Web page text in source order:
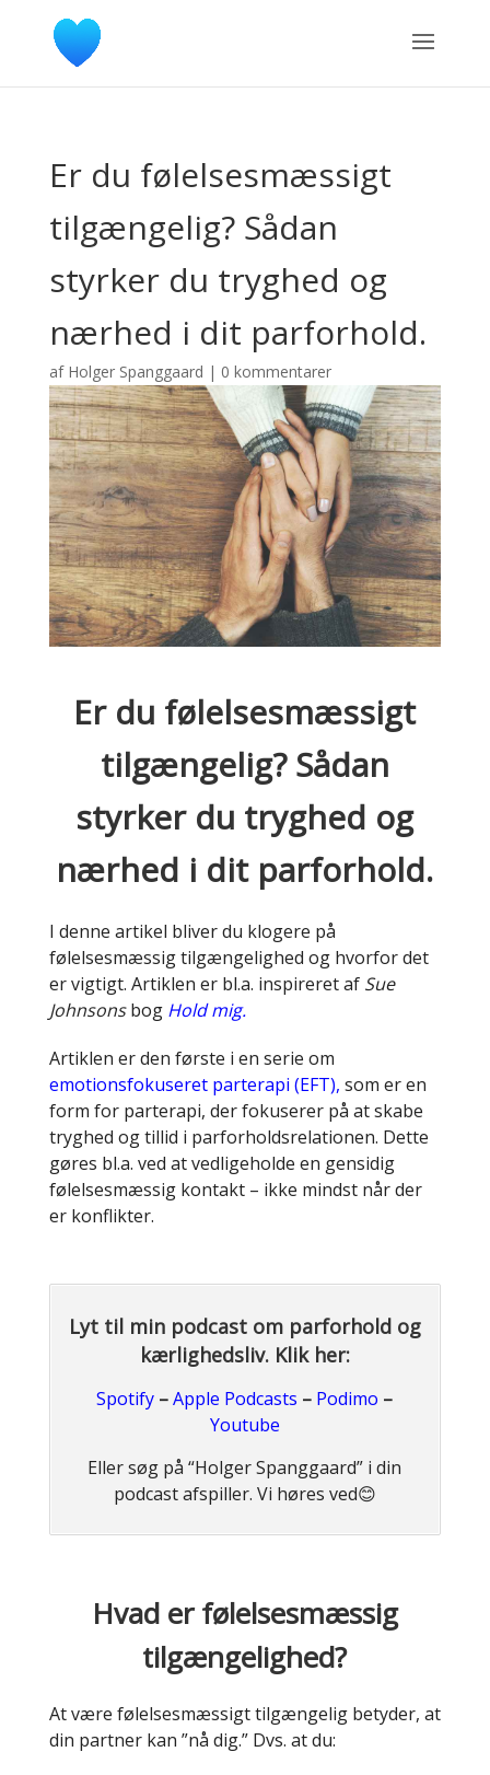
Er du følelsesmæssigt
tilgængelig? Sådan
styrker du tryghed og
nærhed i dit parforhold.
af Holger Spanggaard | 0 kommentarer
Er du følelsesmæssigt
tilgængelig? Sådan
styrker du tryghed og
nærhed i dit parforhold.
I denne artikel bliver du klogere på
følelsesmæssig tilgængelighed og hvorfor det
er vigtigt. Artiklen er bl.a. inspireret af Sue
Johnsonsbog Hold mig.
Artiklen er den første i en serie om
emotionsfokuseret parterapi (EFT), som er en
form for parterapi, der fokuserer på at skabe
tryghed og tillid i parforholdsrelationen. Dette
gøres bl.a. ved at vedligeholde en gensidig
følelsesmæssig kontakt – ikke mindst når der
er konflikter.
Lyt til min podcast om parforhold og
kærlighedsliv. Klik her:
Spotify – Apple Podcasts – Podimo –
Youtube
Eller søg på “Holger Spanggaard” i din
podcast afspiller. Vi høres ved😊
Hvad er følelsesmæssig
tilgængelighed?
At være følelsesmæssigt tilgængelig betyder, at
din partner kan ”nå dig.” Dvs. at du: